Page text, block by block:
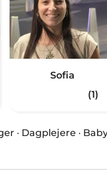
Sofia
(1)
· Dagplejere ·